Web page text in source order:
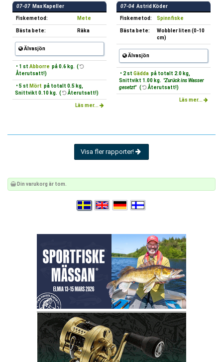
07-07 Max Kapeller
Fiskemetod: Mete
Bästa bete: Räka
Älvasjön
• 1 st Abborre på 0.6 kg. (
Återutsatt!)
• 5 st Mört på totalt 0.5 kg,
Snittvikt 0.10 kg. (
Återutsatt!)
Läs mer...
07-04 Astrid Köder
Fiskemetod: Spinnfiske
Bästa bete:
Wobbler liten (0-10
cm)
Älvasjön
• 2 st Gädda på totalt 2.0 kg,
Snittvikt 1.00 kg. "Zurück ins Wasser
gesetzt" ( Återutsatt!)
Läs mer...
Visa fler rapporter!
Din varukorg är tom.